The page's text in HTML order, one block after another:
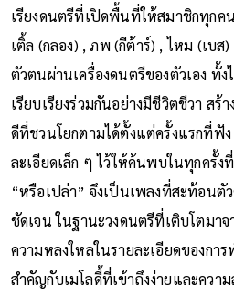
เรียงดนตรีที่เปิดพื้นที่ให้สมาชิกทุกค
เติ้ล (กลอง) , ภพ (กีต้าร์) , ไหม (เบส
ตัวตนผ่านเครื่องดนตรีของตัวเอง ทั้ง
เรียบเรียงร่วมกันอย่างมีชีวิตชีวา สร้
ดีที่ชวนโยกตามได้ตั้งแต่ครั้งแรกที่ฟั
ละเอียดเล็ก ๆ ไว้ให้ค้นพบในทุกครั้ง
“หรือเปล่า” จึงเป็นเพลงที่สะท้อนตั
ชัดเจน ในฐานะวงดนตรีที่เติบโตมา
ความหลงใหลในรายละเอียดของการ
สำคัญกับเมโลดี้ที่เข้าถึงง่ายและควา